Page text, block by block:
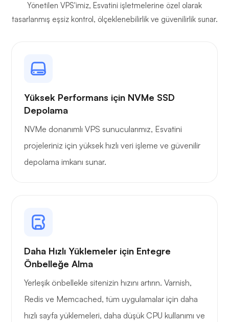
Yönetilen VPS'imiz, Esvatini işletmelerine özel olarak
tasarlanmış eşsiz kontrol, ölçeklenebilirlik ve güvenilirlik sunar.
Yüksek Performans için NVMe SSD
Depolama
NVMe donanımlı VPS sunucularımız, Esvatini
projeleriniz için yüksek hızlı veri işleme ve güvenilir
depolama imkanı sunar.
Daha Hızlı Yüklemeler için Entegre
Önbelleğe Alma
Yerleşik önbellekle sitenizin hızını artırın. Varnish,
Redis ve Memcached, tüm uygulamalar için daha
hızlı sayfa yüklemeleri, daha düşük CPU kullanımı ve